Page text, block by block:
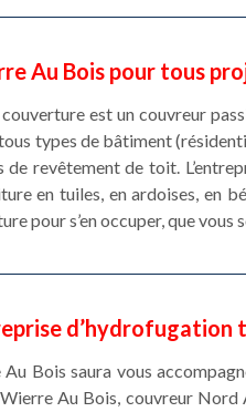
Au Bois pour tous
est un couvreur
types de bâtiment
revêtement de toit.
en tuiles, en ardoises, en
pour s’en occuper, que
d’hydrofugation
Bois saura vous
Au Bois, couvreur